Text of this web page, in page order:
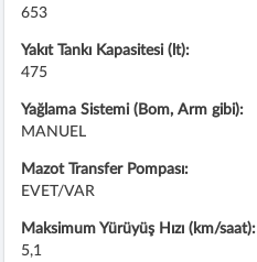
653
Yakıt Tankı Kapasitesi (lt):
475
Yağlama Sistemi (Bom, Arm gibi):
MANUEL
Mazot Transfer Pompası:
EVET/VAR
Maksimum Yürüyüş Hızı (km/saat):
5,1